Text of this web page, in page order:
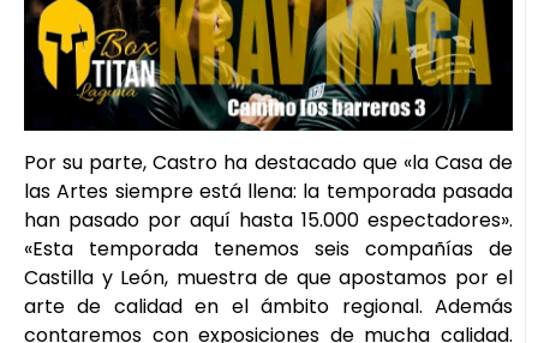
Por su parte, Castro ha destacado que «la Casa de
las Artes siempre está llena: la temporada pasada
han pasado por aquí hasta 15.000 espectadores».
«Esta temporada tenemos seis compañías de
Castilla y León, muestra de que apostamos por el
arte de calidad en el ámbito regional. Además
contaremos con exposiciones de mucha calidad.